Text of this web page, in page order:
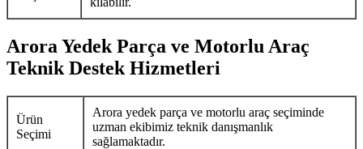
Arora Yedek Parça ve Motorlu Araç
Teknik Destek Hizmetleri
Ürün
Seçimi
Arora yedek parça ve motorlu araç seçiminde
uzman ekibimiz teknik danışmanlık
sağlamaktadır.